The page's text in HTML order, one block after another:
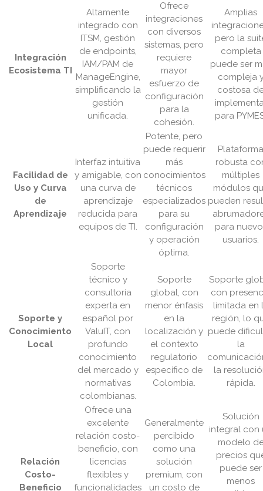
Integración
Ecosistema TI
Altamente
integrado con
ITSM, gestión
de endpoints,
IAM/PAM de
ManageEngine,
simplificando la
gestión
unificada.
Ofrece
integraciones
con diversos
sistemas, pero
requiere
mayor
esfuerzo de
configuración
para la
cohesión.
Amplias
pero la
completa
puede ser
compleja
costosa
para
Facilidad de
Uso y Curva
de
Aprendizaje
Interfaz intuitiva
y amigable, con
una curva de
aprendizaje
reducida para
equipos de TI.
Potente, pero
puede requerir
más
conocimientos
técnicos
especializados
para su
configuración
y operación
óptima.
Plataforma
robusta
múltiples
módulos
pueden
para
usuarios.
Soporte y
Conocimiento
Local
Soporte
técnico y
consultoría
experta en
español por
ValuIT, con
profundo
conocimiento
del mercado y
normativas
colombianas.
Soporte
global, con
menor énfasis
en la
localización y
el contexto
regulatorio
específico de
Colombia.
Soporte
con
limitada en
región, lo
puede
la
la
rápida.
Relación
Costo-
Beneficio
Ofrece una
excelente
relación costo-
beneficio, con
licencias
flexibles y
funcionalidades
Generalmente
percibido
como una
solución
premium, con
un costo de
Solución
integral con
modelo
precios
puede ser
menos